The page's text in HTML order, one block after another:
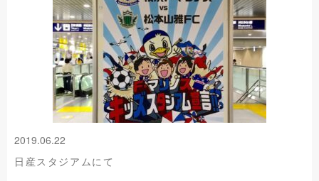
2019.06.22
日産スタジアムにて